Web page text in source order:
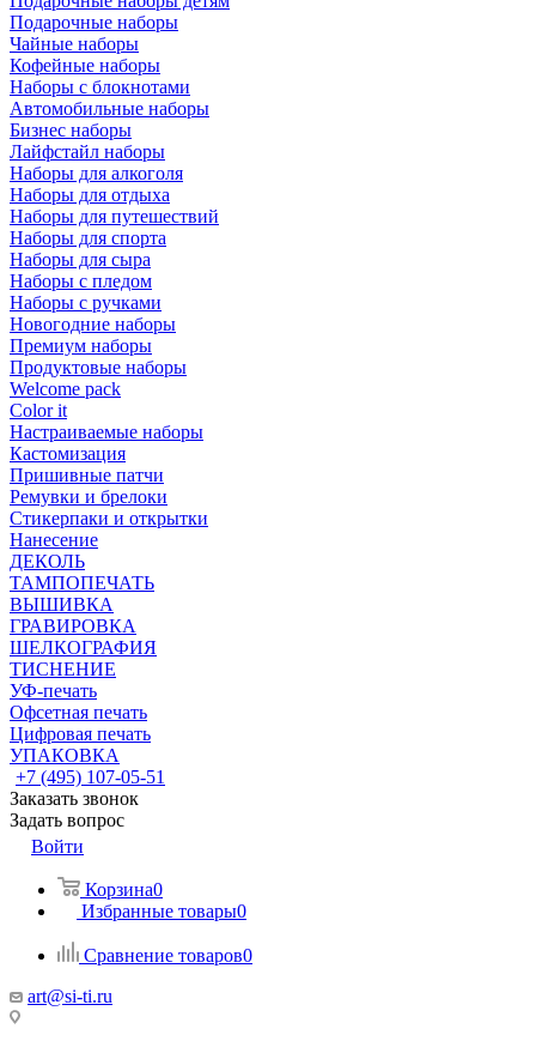
Подарочные наборы
Чайные наборы
Кофейные наборы
Наборы с блокнотами
Автомобильные наборы
Бизнес наборы
Лайфстайл наборы
Наборы для алкоголя
Наборы для отдыха
Наборы для путешествий
Наборы для спорта
Наборы для сыра
Наборы с пледом
Наборы с ручками
Новогодние наборы
Премиум наборы
Продуктовые наборы
Welcome pack
Color it
Настраиваемые наборы
Кастомизация
Пришивные патчи
Ремувки и брелоки
Стикерпаки и открытки
Нанесение
ДЕКОЛЬ
ТАМПОПЕЧАТЬ
ВЫШИВКА
ГРАВИРОВКА
ШЕЛКОГРАФИЯ
ТИСНЕНИЕ
УФ-печать
Офсетная печать
Цифровая печать
УПАКОВКА
+7 (495) 107-05-51
Заказать звонок
Задать вопрос
Войти
Корзина0
Избранные товары0
Сравнение товаров0
art@si-ti.ru